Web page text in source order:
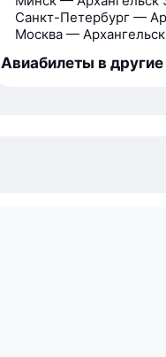
Санкт-Петербург —
Москва — Архангельск
Авиабилеты в